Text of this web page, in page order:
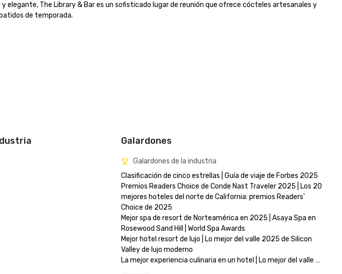
The Library & Bar es un sofisticado lugar de reunión que ofrece cócteles artesanales y
de temporada.
Galardones
Galardones de la industria
Clasificación de cinco estrellas | Guía de viaje de Forbes 2025
Premios Readers Choice de Conde Nast Traveler 2025 | Los 20
mejores hoteles del norte de California: premios Readers'
Choice de 2025
Mejor spa de resort de Norteamérica en 2025 | Asaya Spa en
Rosewood Sand Hill | World Spa Awards
Mejor hotel resort de lujo | Lo mejor del valle 2025 de Silicon
Valley de lujo moderno
La mejor experiencia culinaria en un hotel | Lo mejor del valle